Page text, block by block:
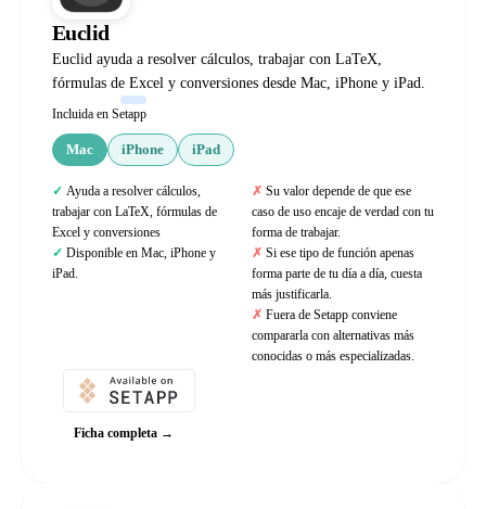
Euclid
Euclid ayuda a resolver cálculos, trabajar con LaTeX,
fórmulas de Excel y conversiones desde Mac, iPhone y iPad.
Incluida en Setapp
Mac iPhone iPad
Ayuda a resolver cálculos,
trabajar con LaTeX, fórmulas de
Excel y conversiones
Disponible en Mac, iPhone y
iPad.
Su valor depende de que ese
caso de uso encaje de verdad con tu
forma de trabajar.
Si ese tipo de función apenas
forma parte de tu día a día, cuesta
más justificarla.
Fuera de Setapp conviene
compararla con alternativas más
conocidas o más especializadas.
Ficha completa →